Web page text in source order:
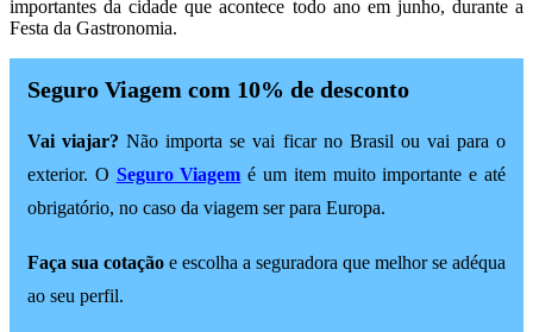
importantes da cidade que acontece todo ano em junho, durante a
Festa da Gastronomia.
Seguro Viagem com 10% de desconto
Vai viajar? Não importa se vai ficar no Brasil ou vai para o
exterior. O Seguro Viagem é um item muito importante e até
obrigatório, no caso da viagem ser para Europa.
Faça sua cotação e escolha a seguradora que melhor se adéqua
ao seu perfil.